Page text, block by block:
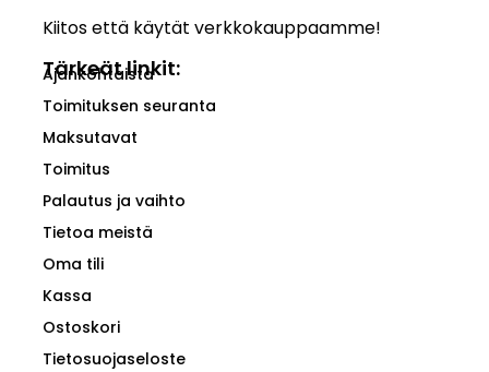
Kiitos että käytät verkkokauppaamme!
Tärkeät linkit:
Ajankohtaista
Toimituksen seuranta
Maksutavat
Toimitus
Palautus ja vaihto
Tietoa meistä
Oma tili
Kassa
Ostoskori
Tietosuojaseloste